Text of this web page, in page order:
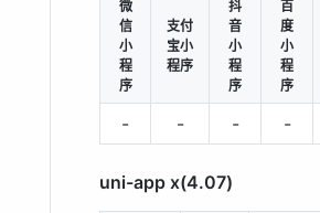
微
信
小
程
序
支付
宝小
程序
抖
音
小
程
序
百
度
小
程
序
- - - -
uni-app x(4.07)